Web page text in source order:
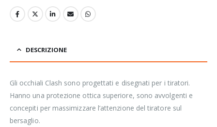
DESCRIZIONE
Gli occhiali Clash sono progettati e disegnati per i tiratori.
Hanno una protezione ottica superiore, sono avvolgenti e
concepiti per massimizzare l’attenzione del tiratore sul
bersaglio.